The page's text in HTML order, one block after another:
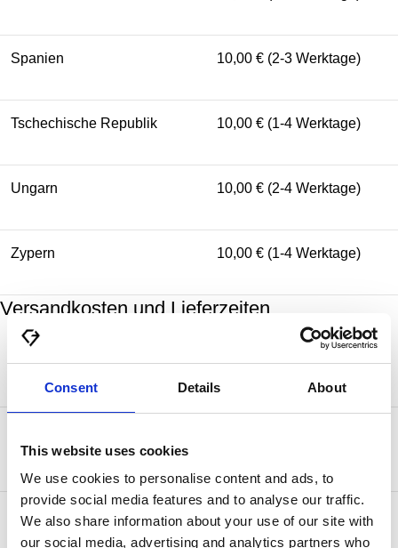
Consent Details About
This website uses cookies
We use cookies to personalise content and ads, to
provide social media features and to analyse our traffic.
We also share information about your use of our site with
our social media, advertising and analytics partners who
Spanien 10,00 € (2-3 Werktage)
Tschechische Republik 10,00 € (1-4 Werktage)
Ungarn 10,00 € (2-4 Werktage)
Zypern 10,00 € (1-4 Werktage)
Versandkosten und Lieferzeiten
Zielland Standardversand
750,00 €
Monaco
25,00 € (2-4 Werktage) kostenlos ab
500,00 €